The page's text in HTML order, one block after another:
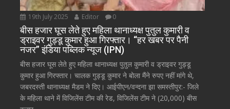
19th July 2025 Editor 0
बीस हजार घूस लेते हुए महिला थानाध्यक्ष पुतुल कुमारी व
ड्राइवर गुड्डू कुमार हुआ गिरफ्तार। “हर खबर पर पैनी
नजर” इंडिया पब्लिक न्यूज (IPN)
बीस हजार घूस लेते हुए महिला थानाध्यक्ष पुतुल कुमारी व ड्राइवर गुड्डू
कुमार हुआ गिरफ्तार। चालक गुड्डू कुमार ने बोला मैंने रुपए नहीं मांगे थे,
जबरदस्ती थानाध्यक्ष मैडम ने दिए। आईपीएन/वन्दना झा समस्तीपुर:- जिले
के महिला थाने में विजिलेंस टीम की रेड, विजिलेंस टीम ने (20,000) बीस